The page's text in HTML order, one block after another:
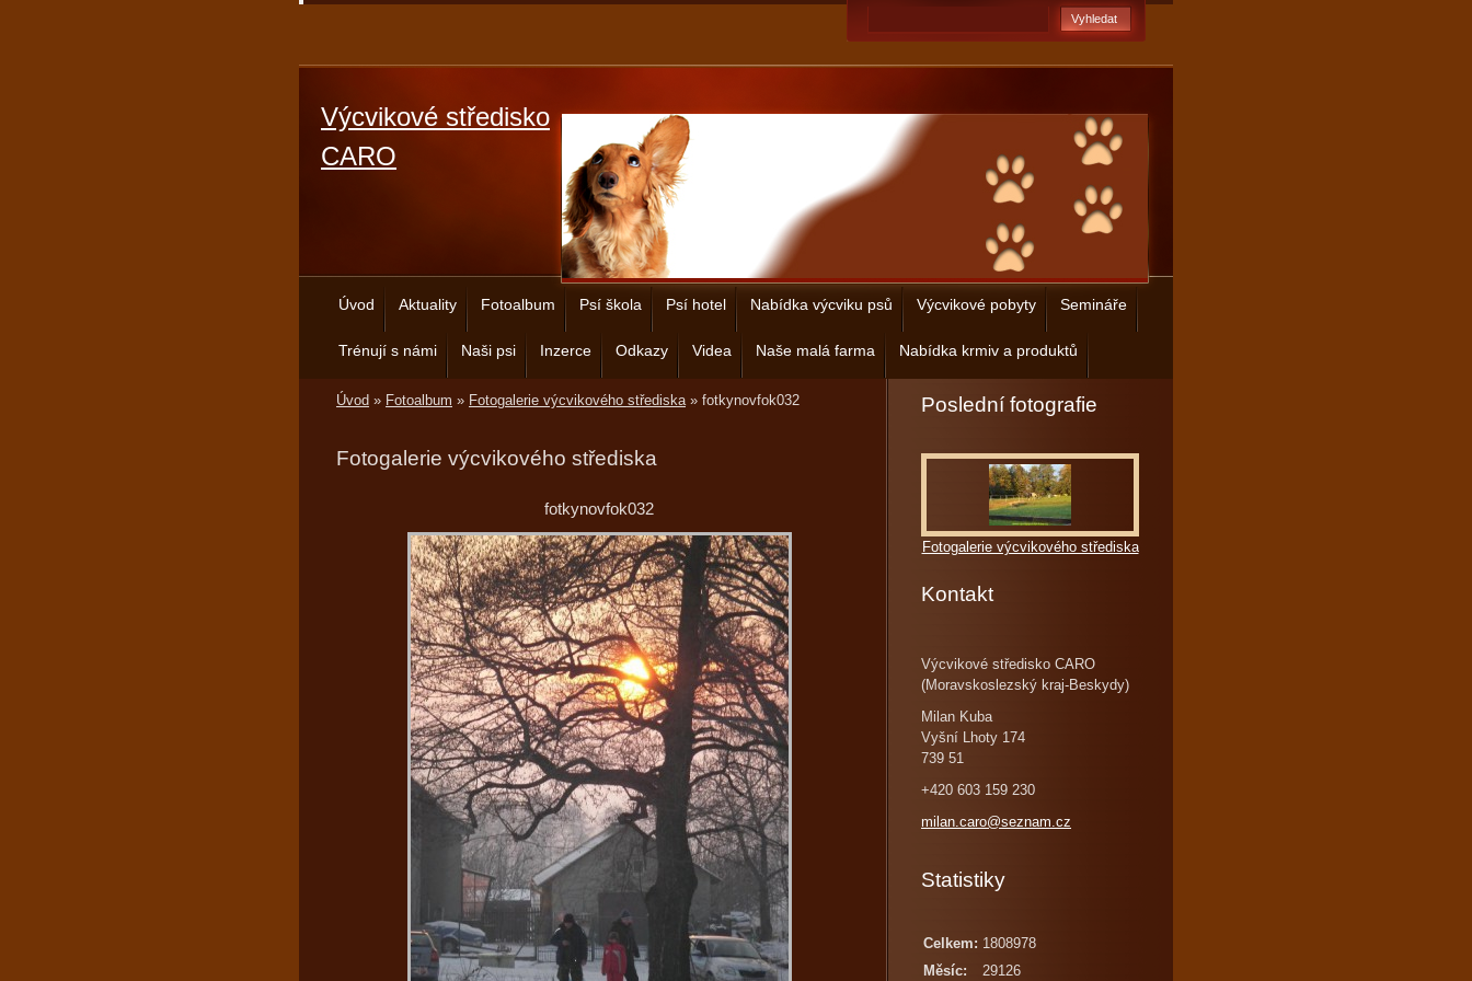
Výcvikové středisko
CARO
Úvod Aktuality Fotoalbum Psí škola Psí hotel Nabídka výcviku psů Výcvikové pobyty Semináře
Trénují s námi Naši psi Inzerce Odkazy Videa Naše malá farma Nabídka krmiv a produktů
Úvod » Fotoalbum » Fotogalerie výcvikového střediska» fotkynovfok032
Fotogalerie výcvikového střediska
fotkynovfok032
Poslední fotografie
Fotogalerie výcvikového střediska
Kontakt
Výcvikové středisko CARO
(Moravskoslezský kraj-Beskydy)
Milan Kuba
Vyšní Lhoty 174
739 51
+420 603 159 230
milan.caro@seznam.cz
Statistiky
Celkem: 1808978
Měsíc:
29126